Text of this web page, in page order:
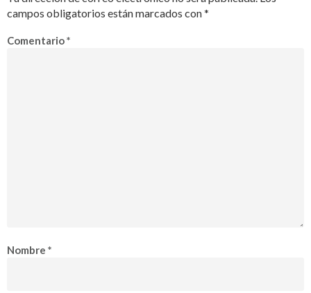
campos obligatorios están marcados con*
Comentario*
Nombre *